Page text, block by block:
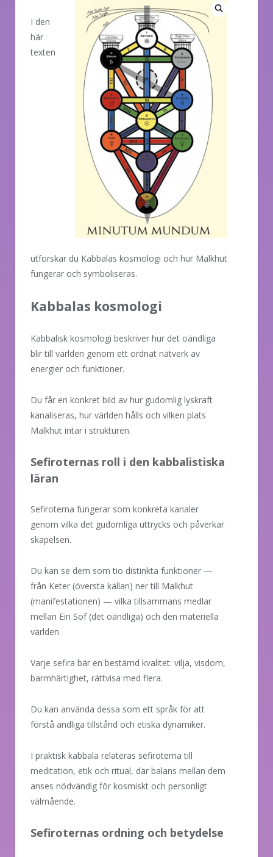
I den
här
texten
utforskar du Kabbalas kosmologi och hur Malkhut
fungerar och symboliseras.
Kabbalas kosmologi
Kabbalisk kosmologi beskriver hur det oändliga
blir till världen genom ett ordnat nätverk av
energier och funktioner.
Du får en konkret bild av hur gudomlig lyskraft
kanaliseras, hur världen hålls och vilken plats
Malkhut intar i strukturen.
Sefiroternas roll i den kabbalistiska
läran
Sefiroterna fungerar som konkreta kanaler
genom vilka det gudomliga uttrycks och påverkar
skapelsen.
Du kan se dem som tio distinkta funktioner —
från Keter (översta källan) ner till Malkhut
(manifestationen) — vilka tillsammans medlar
mellan Ein Sof (det oändliga) och den materiella
världen.
Varje sefira bär en bestämd kvalitet: vilja, visdom,
barmhärtighet, rättvisa med flera.
Du kan använda dessa som ett språk för att
förstå andliga tillstånd och etiska dynamiker.
I praktisk kabbala relateras sefiroterna till
meditation, etik och ritual, där balans mellan dem
anses nödvändig för kosmiskt och personligt
välmående.
Sefiroternas ordning och betydelse